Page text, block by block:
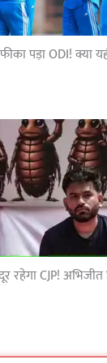
सं
य
म
ए
जें
सि
यां
पड़ा ODI! क्या
रहेगा CJP!